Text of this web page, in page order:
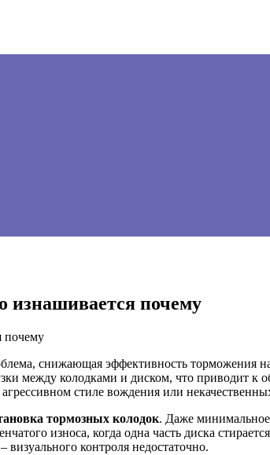
изнашивается почему
снижающая эффективность торможения
между колодками и диском, что приводит к
стиле вождения или
тормозных колодок. Даже
износа, когда одна часть диска
контроля недостаточно.